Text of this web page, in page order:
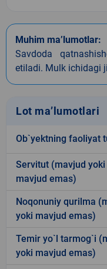
Muhim ma’lumotlar:
Savdoda
etiladi. Mulk ichidagi
Lot ma’lumotlari
Ob`yektning faoliyat
Servitut (mavjud yoki
mavjud emas)
Noqonuniy qurilma
yoki mavjud emas)
Temir yo`l tarmog`i
yoki mavjud emas)